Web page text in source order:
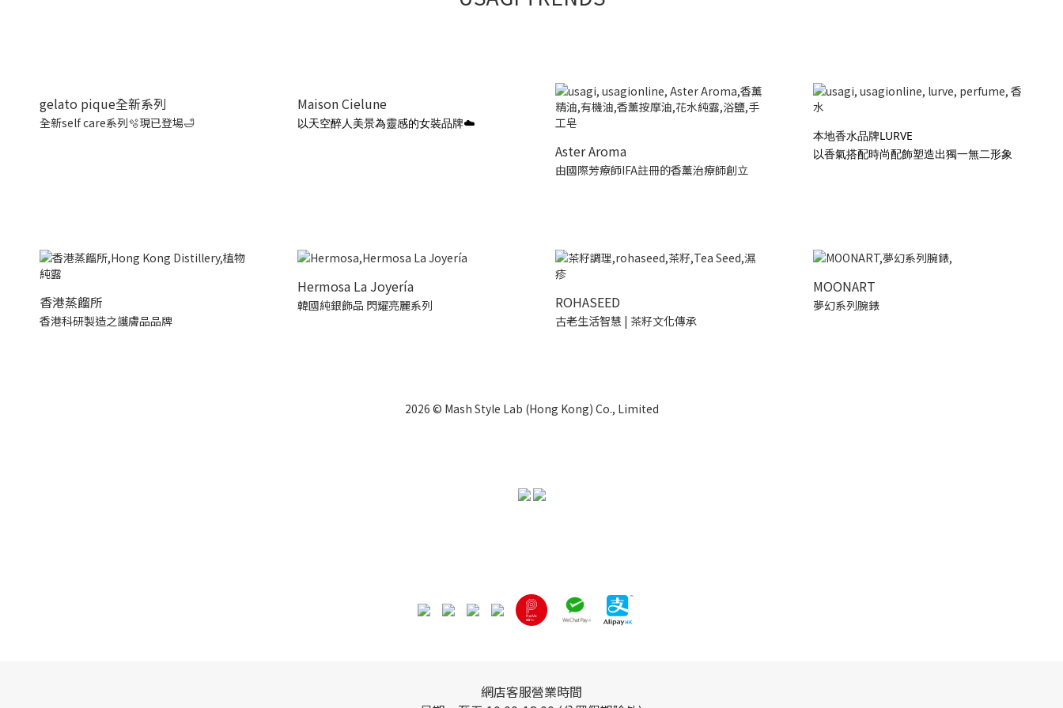
gelato pique全新系列
全新self care系列🫧現已登場🛁
Maison Cielune
以天空醉人美景為靈感的女裝品牌☁️
Aster Aroma
由國際芳療師IFA註冊的香薰治療師創立
本地香水品牌LURVE
以香氣搭配時尚配飾塑造出獨一無二形象
香港蒸餾所
香港科研製造之護膚品品牌
Hermosa La Joyería
韓國純銀飾品 閃耀亮麗系列 ROHASEED
古老生活智慧 | 茶籽文化傳承
MOONART
夢幻系列腕錶
2026 © Mash Style Lab (Hong Kong) Co., Limited
網店客服營業時間